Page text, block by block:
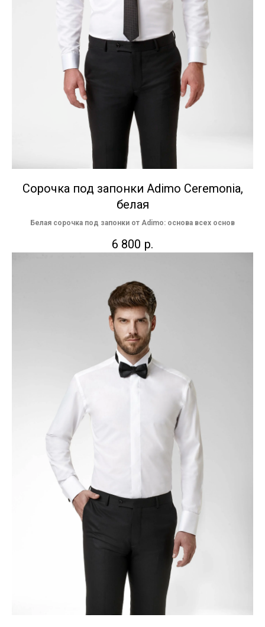
Сорочка под запонки Adimo Ceremonia,
белая
Белая сорочка под запонки от Adimo: основа всех основ
6 800 р.